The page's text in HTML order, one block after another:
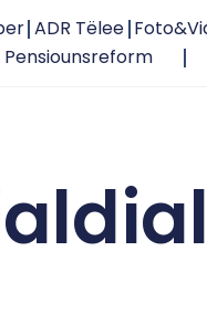
ADR Tëlee
Pensiounsreform